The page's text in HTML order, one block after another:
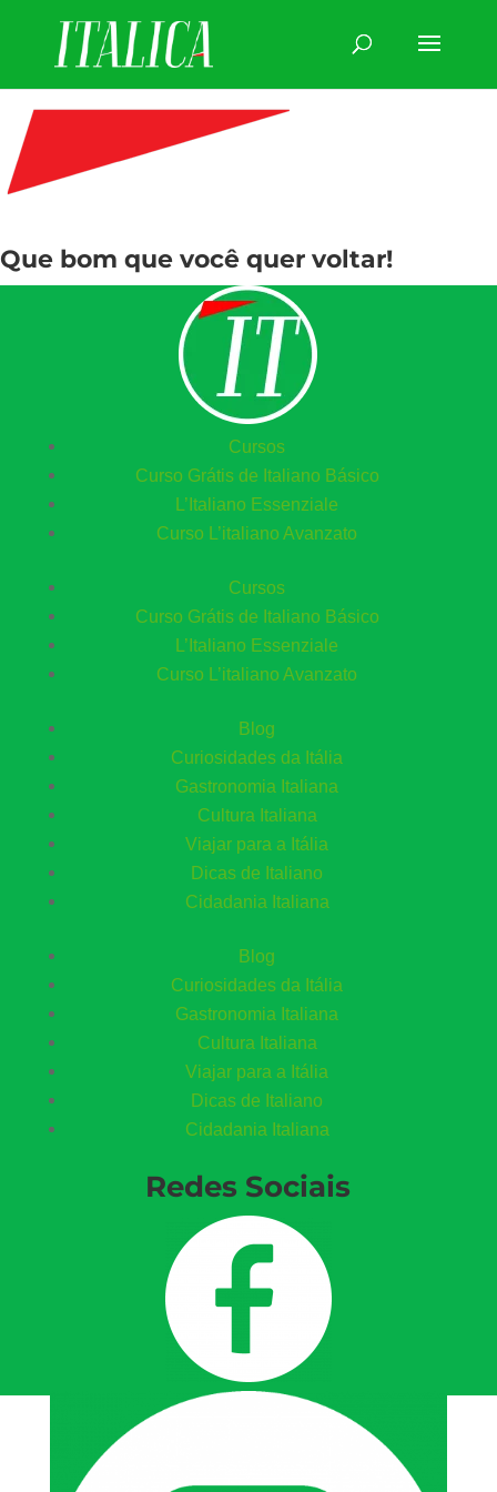
Que bom que você quer voltar!
Cursos
Curso Grátis de Italiano Básico​
L’Italiano Essenziale
Curso L’italiano Avanzato
Cursos
Curso Grátis de Italiano Básico​
L’Italiano Essenziale
Curso L’italiano Avanzato
Blog
Curiosidades da Itália
Gastronomia Italiana
Cultura Italiana
Viajar para a Itália
Dicas de Italiano
Cidadania Italiana
Blog
Curiosidades da Itália
Gastronomia Italiana
Cultura Italiana
Viajar para a Itália
Dicas de Italiano
Cidadania Italiana
Redes Sociais